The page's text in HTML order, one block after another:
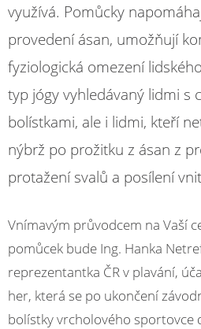
využívá. Pomůcky
provedení ásan, umožňují
fyziologická omezení
typ jógy vyhledávaný lidmi s
bolístkami, ale i lidmi, kteří
nýbrž po prožitku z ásan z
protažení svalů a posílení
Vnímavým průvodcem na Vaší
pomůcek bude Ing. Hanka
reprezentantka ČR v plavání,
her, která se po ukončení
bolístky vrcholového sportovce